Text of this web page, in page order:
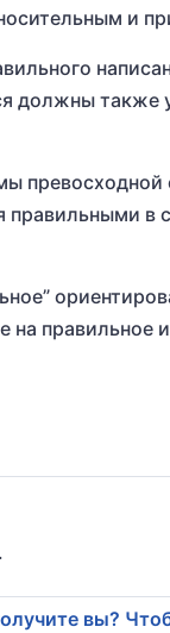
и
должны также
правильное
вы?